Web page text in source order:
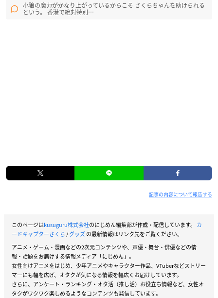
小狼の魔力がかなり上がっているからこそ さくらちゃんを助けられる
という。 香港で絶対特別…
記事の内容について報告する
このページはkusuguru株式会社のにじめん編集部が作成・配信しています。 カ
ードキャプターさくら/グッズの最新情報はリンク先をご覧ください。
アニメ・ゲーム・漫画などの2次元コンテンツや、声優・舞台・俳優などの情
報・話題をお届けする情報メディア「にじめん」。
女性向けアニメをはじめ、少年アニメやキャラクター作品、VTuberなどストリー
マーにも幅を広げ、オタクが気になる情報を幅広くお届けしています。
さらに、アンケート・ランキング・オタ活（推し活）お役立ち情報など、女性オ
タクがワクワク楽しめるようなコンテンツも発信しています。